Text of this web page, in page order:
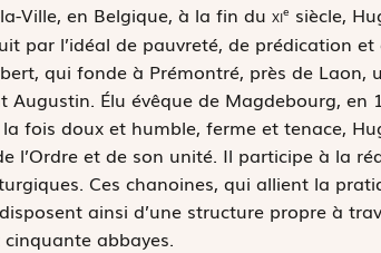
Ville, en Belgique, à la fin du xie siècle,
par l’idéal de pauvreté, de prédication
qui fonde à Prémontré, près de
Augustin. Élu évêque de Magdebourg,
la fois doux et humble, ferme et tenace,
l’Ordre et de son unité. Il participe à la
Ces chanoines, qui allient la
ainsi d’une structure propre à
abbayes.